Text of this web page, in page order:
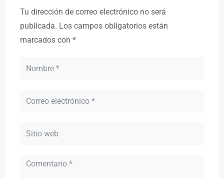
Tu dirección de correo electrónico no será
publicada. Los campos obligatorios están
marcados con *